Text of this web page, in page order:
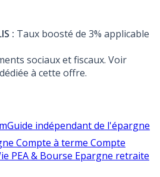
: Taux boosté de 3% applicable
sociaux et fiscaux. Voir
à cette offre.
Guide indépendant de l'épargne
Compte à terme Compte
PEA & Bourse Epargne retraite